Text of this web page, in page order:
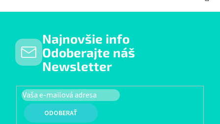
Najnovšie info
Odoberajte náš
Newsletter
PRIHLÁSIŤ SA